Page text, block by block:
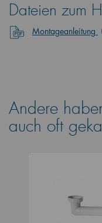
Dateien zum
Montageanleitung
Andere
auch oft